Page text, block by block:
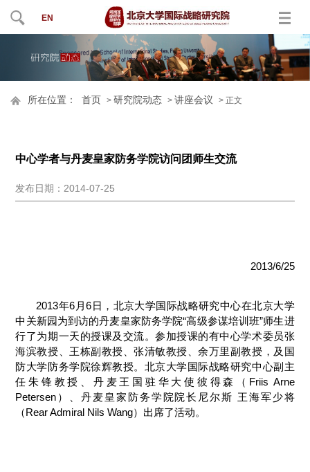
EN
所在位置： 首页 >研究院动态 >讲座会议 > 正文
中心学者与丹麦皇家防务学院访问团师生交流
发布日期：2014-07-25
2013/6/25
2013年6月6日，北京大学国际战略研究中心在北京大学
中关新园为到访的丹麦皇家防务学院“高级参谋培训班”师生进
行了为期一天的授课及交流。参加授课的有中心学术委员张
海滨教授、王栋副教授、张清敏教授、余万里副教授，及国
防大学防务学院徐辉教授。北京大学国际战略研究中心副主
任朱锋教授、丹麦王国驻华大使彼得森（Friis Arne
Petersen）、丹麦皇家防务学院院长尼尔斯 王海军少将
（Rear Admiral Nils Wang）出席了活动。